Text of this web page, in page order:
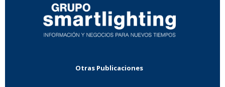
Otras Publicaciones